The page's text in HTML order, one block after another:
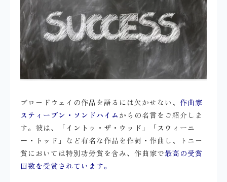
ブロードウェイの作品を語るには欠かせない、 作曲家
スティーブン・ソンドハイム からの名言をご紹介しま
す。彼は、
「イントゥ・ザ・ウッド」「スウィーニ
ー・トッド」 など有名な作品を作詞・作曲し、トニー
賞においては特別功労賞を含み、作曲家で最高の受賞
回数を受賞されています。